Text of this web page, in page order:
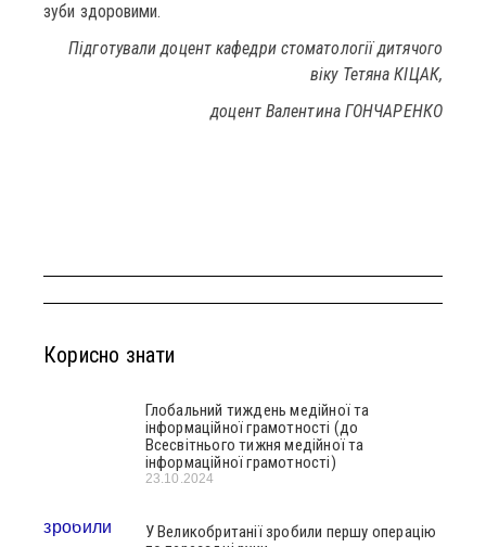
зуби здоровими.
Підготували доцент кафедри стоматології дитячого
віку Тетяна КІЦАК,
доцент Валентина ГОНЧАРЕНКО
Корисно знати
Глобальний тиждень медійної та
інформаційної грамотності (до
Всесвітнього тижня медійної та
інформаційної грамотності)
23.10.2024
У Великобританії зробили першу операцію